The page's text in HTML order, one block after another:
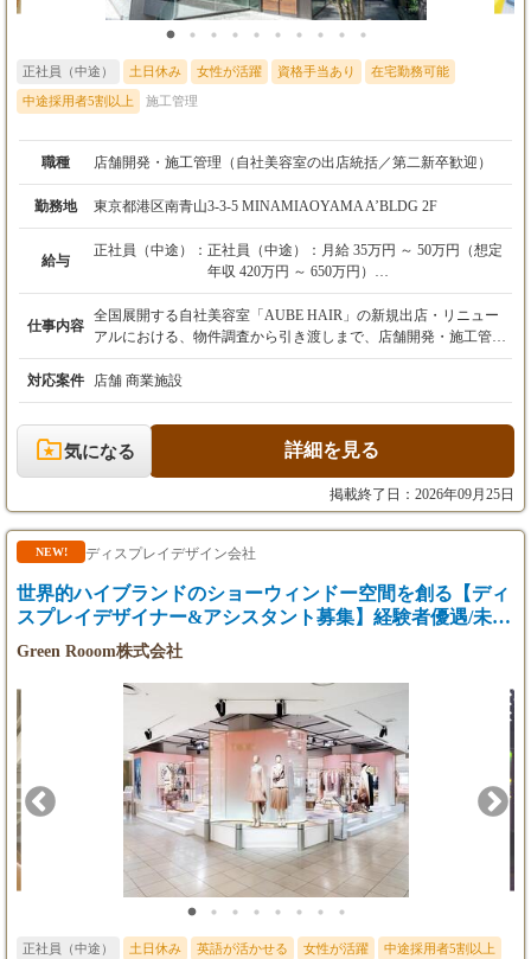
正社員（中途） 土日休み 女性が活躍 資格手当あり 在宅勤務可能
中途採用者5割以上 施工管理
職種 店舗開発・施工管理（自社美容室の出店統括／第二新卒歓迎）
勤務地 東京都港区南青山3-3-5 MINAMIAOYAMA A’BLDG 2F
給与
正社員（中途）： 正社員（中途）：月給 35万円 ～ 50万円（想定
年収 420万円 ～ 650万円）
※これまでのご経験・スキル・前職給与を最大
限考慮の上、決定します。
※経験や能力により想定年収を超えることもご
ざいます。こちらご相談可能です。
仕事内容
全国展開する自社美容室「AUBE HAIR」の新規出店・リニュー
アルにおける、物件調査から引き渡しまで、店舗開発・施工管理
に関わる全工程のディレクションをお任せします。 社内の設計デ
ザイナー（インハウスチーム）や、社外の施工業者・不動産会社
を巻き込みながら、スムーズな店舗オープンを引っ張る「司令
塔」としてのポジションです。 【具体的な業務内容】 ・出店候
補物件の現地調査・エリアマーケティング ・不動産会社との折
衝・交渉手続き ・施工会社の選定・手配、見積もり精査 ・工事
の工程管理、進捗管理、安全・品質管理 ・新店舗オープンまでの
全体的なディレクション・引き渡し
対応案件 店舗 商業施設
気になる 詳細を見る
掲載終了日：2026年09月25日
NEW! ディスプレイデザイン会社
世界的ハイブランドのショーウィンドー空間を創る【ディ
スプレイデザイナー&アシスタント募集】経験者優遇/未経
験も可
Green Rooom株式会社
正社員（中途） 土日休み 英語が活かせる 女性が活躍
中途採用者5割以上